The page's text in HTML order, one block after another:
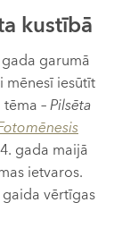
kustībā
garumā
mēnesī iesūtīt
–Pilsēta
gada maijā
ietvaros.
vērtīgas